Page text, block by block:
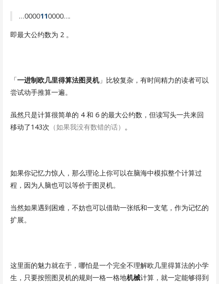
…0000110000….
即最大公约数为 2 。
「一进制欧几里得算法图灵机」比较复杂，有时间精力的读者可以
尝试动手推算一遍。
虽然只是计算很简单的 4 和 6 的最大公约数，但读写头一共来回
移动了143次 （如果我没有数错的话） 。
如果你记忆力惊人，那么理论上你可以在脑海中模拟整个计算过
程，因为人脑也可以等价于图灵机。
当然如果遇到困难，不妨也可以借助一张纸和一支笔，作为记忆的
扩展。
这里面的魅力就在于，哪怕是一个完全不理解欧几里得算法的小学
生，只要按照图灵机的规则一格一格地机械计算，就一定能够得到